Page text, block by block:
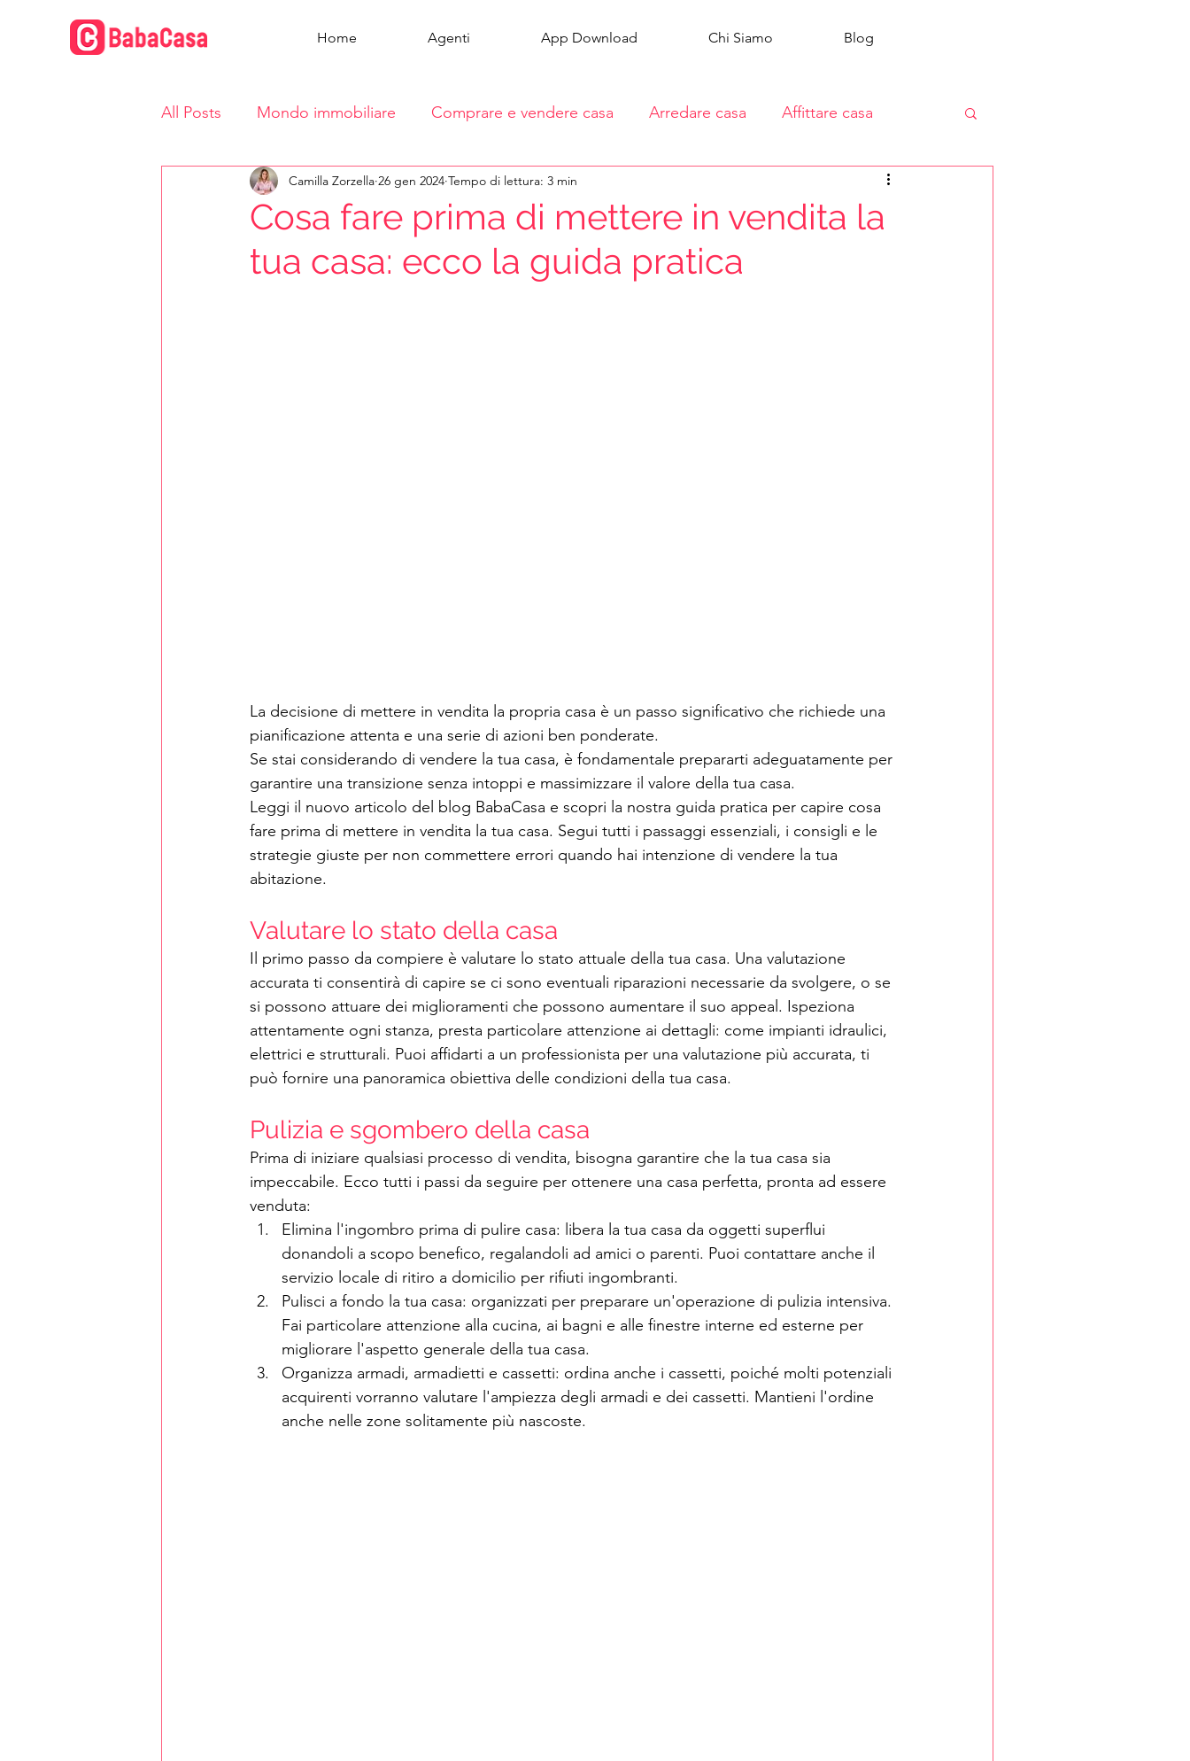
Home Agenti App Download Chi Siamo Blog
All Posts Mondo immobiliare Comprare e vendere casa Arredare casa Affittare casa
Vita in casa
Cosa fare prima di mettere in vendita la
tua casa: ecco la guida pratica
Camilla Zorzella 26 gen 2024 Tempo di lettura: 3 min
La decisione di mettere in vendita la propria casa è un passo significativo che richiede una
pianificazione attenta e una serie di azioni ben ponderate.
Se stai considerando di vendere la tua casa, è fondamentale prepararti adeguatamente per
garantire una transizione senza intoppi e massimizzare il valore della tua casa.
Leggi il nuovo articolo del blog BabaCasa e scopri la nostra guida pratica per capire cosa
fare prima di mettere in vendita la tua casa. Segui tutti i passaggi essenziali, i consigli e le
strategie giuste per non commettere errori quando hai intenzione di vendere la tua
abitazione.
Valutare lo stato della casa
Il primo passo da compiere è valutare lo stato attuale della tua casa. Una valutazione
accurata ti consentirà di capire se ci sono eventuali riparazioni necessarie da svolgere, o se
si possono attuare dei miglioramenti che possono aumentare il suo appeal. Ispeziona
attentamente ogni stanza, presta particolare attenzione ai dettagli: come impianti idraulici,
elettrici e strutturali. Puoi affidarti a un professionista per una valutazione più accurata, ti
può fornire una panoramica obiettiva delle condizioni della tua casa.
Pulizia e sgombero della casa
Prima di iniziare qualsiasi processo di vendita, bisogna garantire che la tua casa sia
impeccabile. Ecco tutti i passi da seguire per ottenere una casa perfetta, pronta ad essere
venduta:
Elimina l'ingombro prima di pulire casa: libera la tua casa da oggetti superflui
donandoli a scopo benefico, regalandoli ad amici o parenti. Puoi contattare anche il
servizio locale di ritiro a domicilio per rifiuti ingombranti.
Pulisci a fondo la tua casa: organizzati per preparare un'operazione di pulizia intensiva.
Fai particolare attenzione alla cucina, ai bagni e alle finestre interne ed esterne per
migliorare l'aspetto generale della tua casa.
Organizza armadi, armadietti e cassetti: ordina anche i cassetti, poiché molti potenziali
acquirenti vorranno valutare l'ampiezza degli armadi e dei cassetti. Mantieni l'ordine
anche nelle zone solitamente più nascoste.